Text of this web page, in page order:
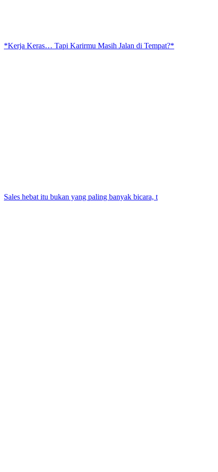
*Kerja Keras… Tapi Karirmu Masih Jalan di Tempat?*
Sales hebat itu bukan yang paling banyak bicara, t